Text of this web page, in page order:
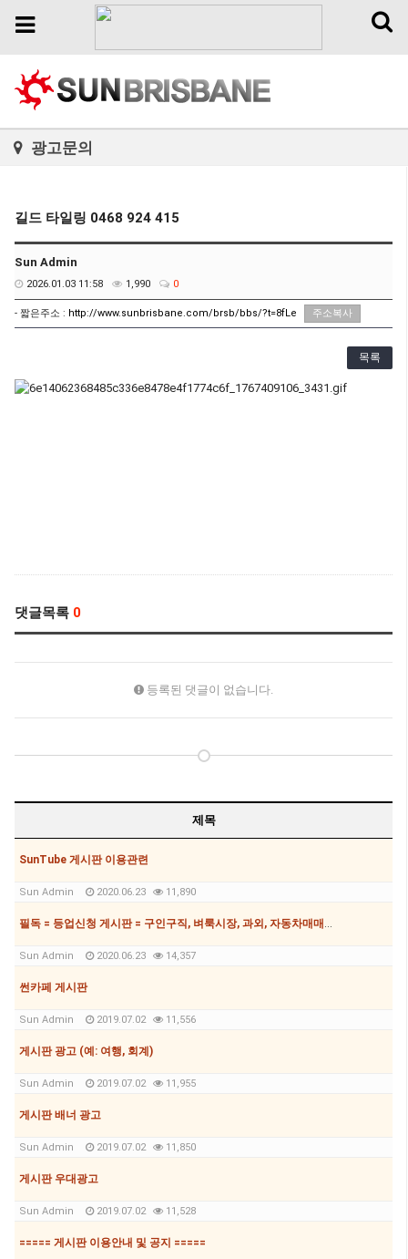
Toggle
Toggle
광고문의
길드 타일링 0468 924 415
Sun Admin
2026.01.03 11:58 1,990 0
- 짧은주소 : http://www.sunbrisbane.com/brsb/bbs/?t=8fLe 주소복사
목록
댓글목록 0
등록된 댓글이 없습니다.
제목
SunTube 게시판 이용관련
Sun Admin 2020.06.23 11,890
필독 = 등업신청 게시판 = 구인구직, 벼룩시장, 과외, 자동차매매게시판 등 글쓰기 하려면
Sun Admin 2020.06.23 14,357
썬카페 게시판
Sun Admin 2019.07.02 11,556
게시판 광고 (예: 여행, 회계)
Sun Admin 2019.07.02 11,955
게시판 배너 광고
Sun Admin 2019.07.02 11,850
게시판 우대광고
Sun Admin 2019.07.02 11,528
===== 게시판 이용안내 및 공지 =====